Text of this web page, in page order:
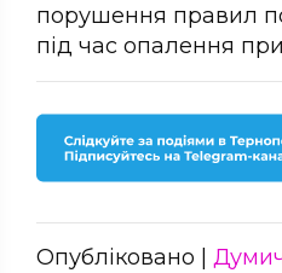
порушення правил
під час опалення
Опубліковано |